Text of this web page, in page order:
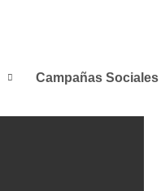
Campañas Sociales